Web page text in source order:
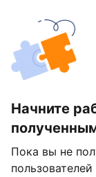
Начните
Пока вы не